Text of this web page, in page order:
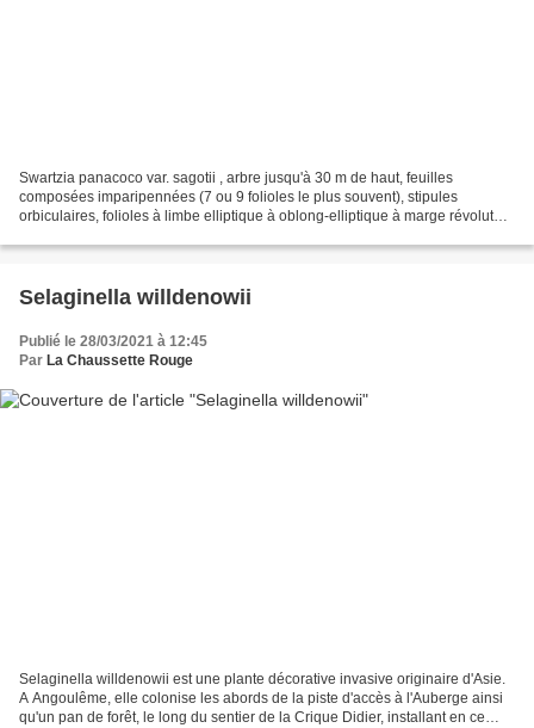
Swartzia panacoco var. sagotii , arbre jusqu'à 30 m de haut, feuilles
composées imparipennées (7 ou 9 folioles le plus souvent), stipules
orbiculaires, folioles à limbe elliptique à oblong-elliptique à marge révolutée,
Selaginella willdenowii
Publié le 28/03/2021 à 12:45
Par La Chaussette Rouge
Selaginella willdenowii est une plante décorative invasive originaire d'Asie.
A Angoulême, elle colonise les abords de la piste d'accès à l'Auberge ainsi
qu'un pan de forêt, le long du sentier de la Crique Didier, installant en ce